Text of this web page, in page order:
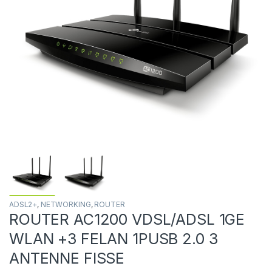
ADSL2+, NETWORKING, ROUTER
ROUTER AC1200 VDSL/ADSL 1GE
WLAN +3 FELAN 1PUSB 2.0 3
ANTENNE FISSE